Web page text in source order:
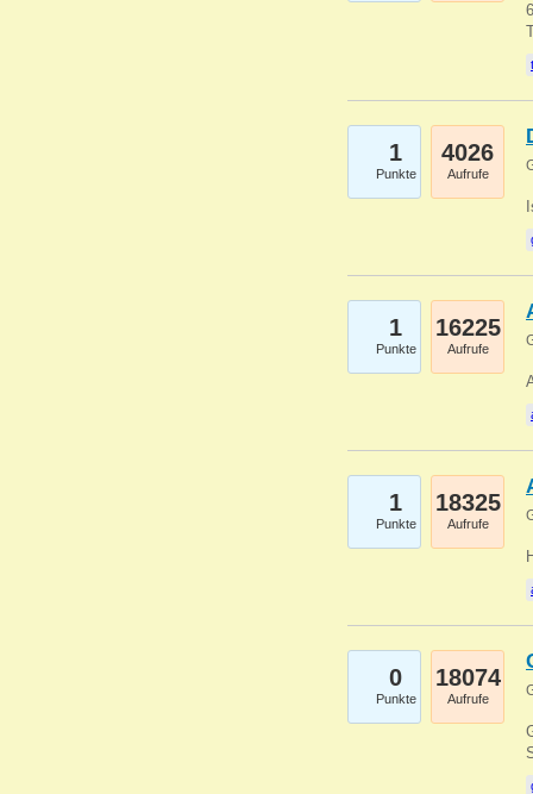
1
Punkte
4026
Aufrufe
1
Punkte
16225
Aufrufe
1
Punkte
18325
Aufrufe
0
Punkte
18074
Aufrufe